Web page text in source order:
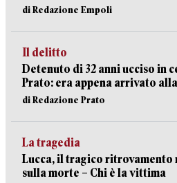
di Redazione Empoli
Il delitto
Detenuto di 32 anni ucciso in
Prato: era appena arrivato
di Redazione Prato
La tragedia
Lucca, il tragico ritrovamento
sulla morte – Chi è la vittima